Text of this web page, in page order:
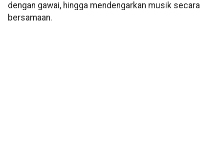
dengan gawai, hingga mendengarkan musik secara
bersamaan.